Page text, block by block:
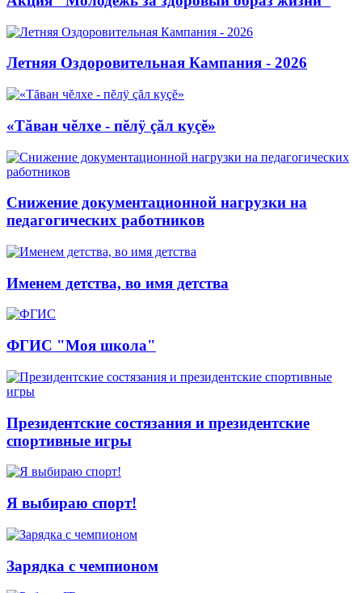
Летняя Оздоровительная Кампания - 2026
«Тăван чĕлхе - пĕлÿ çăл куçĕ»
Снижение документационной нагрузки на
педагогических работников
Именем детства, во имя детства
ФГИС "Моя школа"
Президентские состязания и президентские
спортивные игры
Я выбираю спорт!
Зарядка с чемпионом